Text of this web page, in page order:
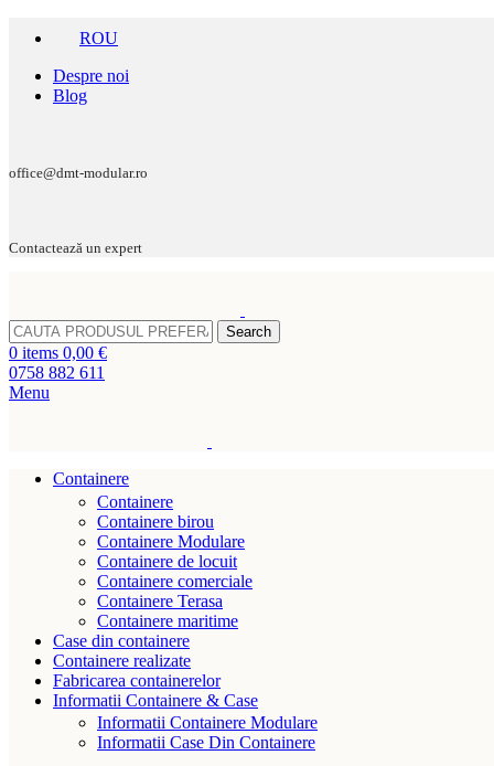
ROU
Despre noi
Blog
office@dmt-modular.ro
Contactează un expert
Search
0 items 0,00 €
0758 882 611
Menu
Containere
Containere
Containere birou
Containere Modulare
Containere de locuit
Containere comerciale
Containere Terasa
Containere maritime
Case din containere
Containere realizate
Fabricarea containerelor
Informatii Containere & Case
Informatii Containere Modulare
Informatii Case Din Containere